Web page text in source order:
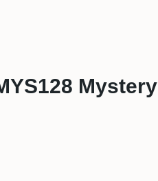
Mystery